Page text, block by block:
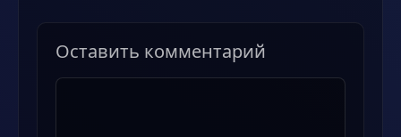
Оставить комментарий
Комментарий